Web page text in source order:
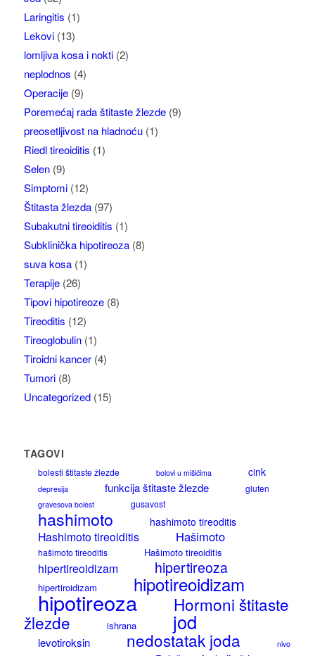
Laringitis (1)
Lekovi(13)
lomljiva kosa i nokti(2)
neplodnos (4)
Operacije(9)
Poremećaj rada štitaste žlezde(9)
preosetljivost na hladnoću(1)
Riedl tireoiditis (1)
Selen(9)
Simptomi(12)
Štitasta žlezda(97)
Subakutni tireoiditis (1)
Subklinička hipotireoza(8)
suva kosa(1)
Terapije(26)
Tipovi hipotireoze(8)
Tireoditis (12)
Tireoglobulin(1)
Tiroidni kancer(4)
Tumori(8)
Uncategorized(15)
TAGOVI
bolesti štitaste žlezde bolovi u mišićima cink
depresija funkcija štitaste žlezde gluten
gravesova bolest gusavost
hashimoto hashimoto tireoditis
Hashimoto tireoiditis Hašimoto
hašimoto tireoditis Hašimoto tireoiditis
hipertireoidizam hipertireoza
hipertiroidizam hipotireoidizam
hipotireoza
Hormoni štitaste
žlezde
ishrana jod
levotiroksin nedostatak joda
nivo